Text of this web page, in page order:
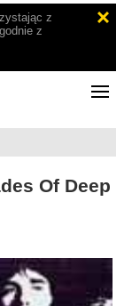
z
z
Of Deep